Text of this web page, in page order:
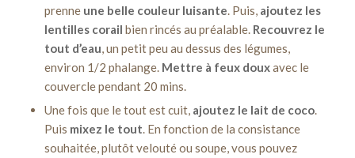
prenne une belle couleur luisante . Puis, ajoutez les
lentilles corail bien rincés au préalable. Recouvrez le
tout d’eau , un petit peu au dessus des légumes,
environ 1/2 phalange. Mettre à feux douxavec le
couvercle pendant 20 mins.
Une fois que le tout est cuit, ajoutez le lait de coco.
Puis mixez le tout . En fonction de la consistance
souhaitée, plutôt velouté ou soupe, vous pouvez